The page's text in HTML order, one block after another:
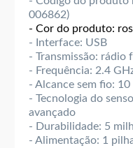
006862)
- Cor do produto:
- Interface: USB
- Transmissão: rádio
- Frequência: 2.4
- Alcance sem fio:
- Tecnologia do
avançado
- Durabilidade: 5
- Alimentação: 1